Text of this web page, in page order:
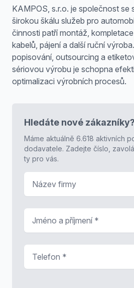
KAMPOS, s.r.o. je společnost se
širokou škálu služeb pro
činnosti patří montáž,
kabelů, pájení a další ruční
popisování, outsourcing a
sériovou výrobu je schopna
optimalizaci výrobních procesů.
Hledáte nové zákazníky?
Máme aktuálně 6.618 aktivních
dodavatele. Zadejte číslo,
ty pro vás.